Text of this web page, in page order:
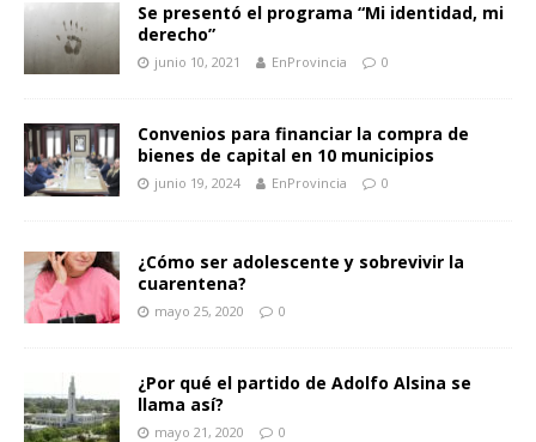
Se presentó el programa “Mi identidad, mi
derecho”
junio 10, 2021 EnProvincia 0
Convenios para financiar la compra de
bienes de capital en 10 municipios
junio 19, 2024 EnProvincia 0
¿Cómo ser adolescente y sobrevivir la
cuarentena?
mayo 25, 2020 0
¿Por qué el partido de Adolfo Alsina se
llama así?
mayo 21, 2020 0